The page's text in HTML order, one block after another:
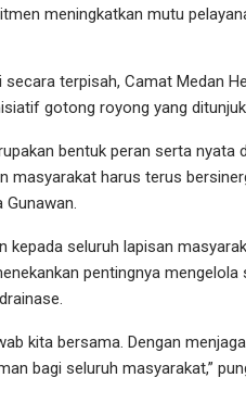
meningkatkan mutu
terpisah, Camat Medan
gotong royong yang
bentuk peran serta
masyarakat harus terus
Gunawan.
kepada seluruh lapisan
pentingnya
kita bersama. Dengan
bagi seluruh masyarakat,”